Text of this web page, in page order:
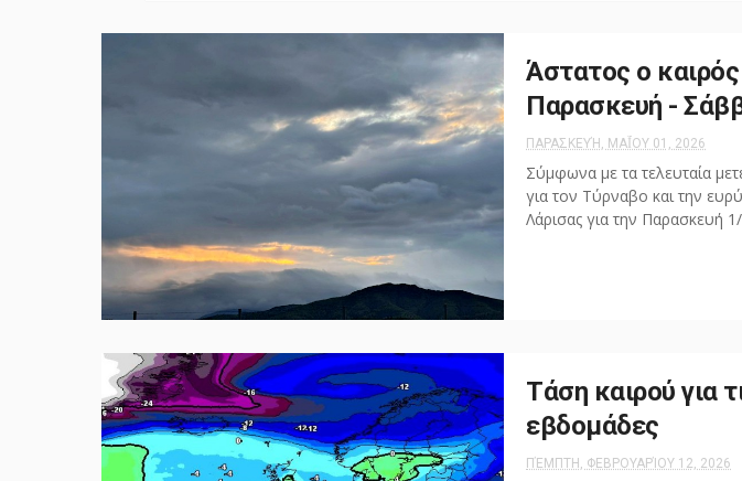
Άστατος ο
Παρασκευή -
ΠΑΡΑΣΚΕΥΉ, ΜΑΪ́ΟΥ 01, 2026
Σύμφωνα με τα τελευταία
για τον Τύρναβο και την
Λάρισας για την Παρασκευή
Τάση καιρού για
εβδομάδες
ΠΈΜΠΤΗ, ΦΕΒΡΟΥΑΡΊΟΥ 12, 2026